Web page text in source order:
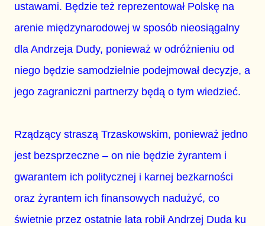
ustawami. Będzie też reprezentował Polskę na
arenie międzynarodowej w sposób nieosiągalny
dla Andrzeja Dudy, ponieważ w odróżnieniu od
niego będzie samodzielnie podejmował decyzje, a
jego zagraniczni partnerzy będą o tym wiedzieć.
Rządzący straszą Trzaskowskim, ponieważ jedno
jest bezsprzeczne – on nie będzie żyrantem i
gwarantem ich politycznej i karnej bezkarności
oraz żyrantem ich finansowych nadużyć, co
świetnie przez ostatnie lata robił Andrzej Duda ku